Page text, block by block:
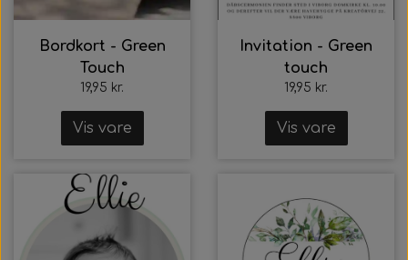
Bordkort - Green
Touch
19,95 kr.
Vis vare
Invitation - Green
touch
19,95 kr.
Vis vare